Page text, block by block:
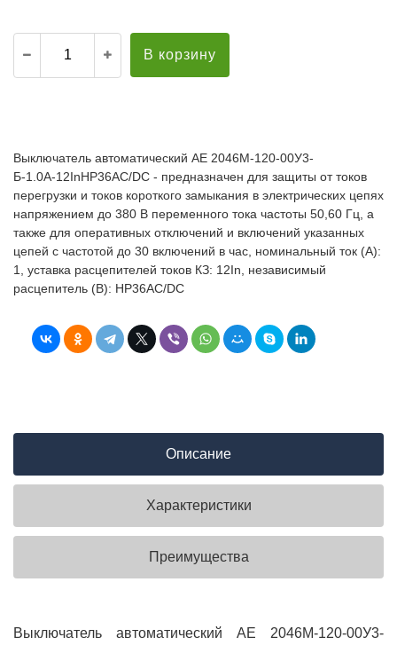
В корзину
Выключатель автоматический АЕ 2046М-120-00У3-
Б-1.0А-12InНР36AC/DC - предназначен для защиты от токов
перегрузки и токов короткого замыкания в электрических цепях
напряжением до 380 В переменного тока частоты 50,60 Гц, а
также для оперативных отключений и включений указанных
цепей с частотой до 30 включений в час, номинальный ток (А):
1, уставка расцепителей токов КЗ: 12In, независимый
расцепитель (В): НР36AC/DC
Описание
Характеристики
Преимущества
Выключатель автоматический АЕ 2046М-120-00У3-